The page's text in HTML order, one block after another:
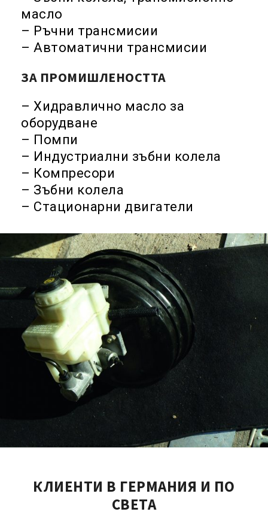
масло
– Ръчни трансмисии
– Автоматични трансмисии
ЗА ПРОМИШЛЕНОСТТА
– Хидравлично масло за
оборудване
– Помпи
– Индустриални зъбни колела
– Компресори
– Зъбни колела
– Стационарни двигатели
КЛИЕНТИ В ГЕРМАНИЯ И ПО
СВЕТА